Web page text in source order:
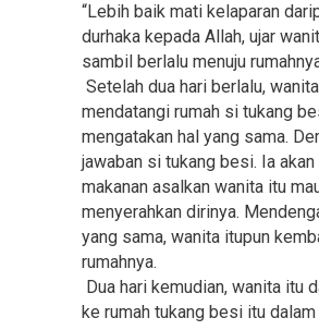
“Lebih baik mati kelaparan
durhaka kepada Allah, ujar
sambil berlalu menuju
Setelah dua hari berlalu,
mendatangi rumah si tukang
mengatakan hal yang sama.
jawaban si tukang besi. Ia
makanan asalkan wanita itu
menyerahkan dirinya.
yang sama, wanita itupun
rumahnya.
Dua hari kemudian, wanita itu
ke rumah tukang besi itu